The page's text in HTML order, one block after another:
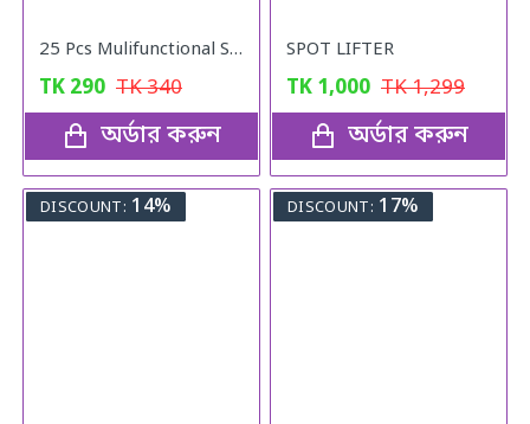
25 Pcs Mulifunctional Sunshade "Net Fixing Clip"
TK 290 TK340
অর্ডার করুন
SPOT LIFTER
TK 1,000 TK1,299
অর্ডার করুন
DISCOUNT: 14% DISCOUNT: 17%